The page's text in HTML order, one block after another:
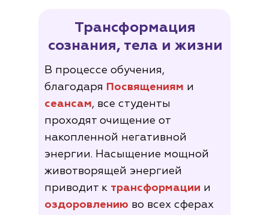
В процессе обучения,
благодаря Посвящениям и
сеансам, все студенты
проходят очищение от
накопленной негативной
энергии. Насыщение мощной
животворящей энергией
приводит к трансформации и
оздоровлению во всех сферах
Трансформация
сознания, тела и жизни